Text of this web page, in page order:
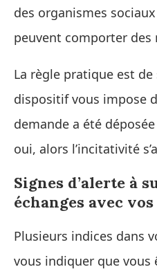
des organismes
peuvent comporter des
La règle pratique est
dispositif vous impose
demande a été
oui, alors l’incitativité
Signes d’alerte à
échanges avec
Plusieurs indices dans
vous indiquer que